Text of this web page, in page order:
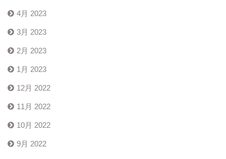
4月 2023
3月 2023
2月 2023
1月 2023
12月 2022
11月 2022
10月 2022
9月 2022